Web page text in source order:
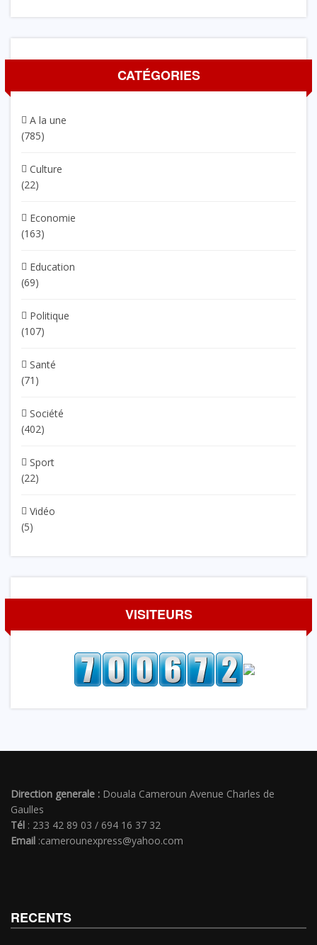
CATÉGORIES
A la une
(785)
Culture
(22)
Economie
(163)
Education
(69)
Politique
(107)
Santé
(71)
Société
(402)
Sport
(22)
Vidéo
(5)
VISITEURS
Direction generale : Douala Cameroun Avenue Charles de
Gaulles
Tél : 233 42 89 03 / 694 16 37 32
Email :camerounexpress@yahoo.com
RECENTS